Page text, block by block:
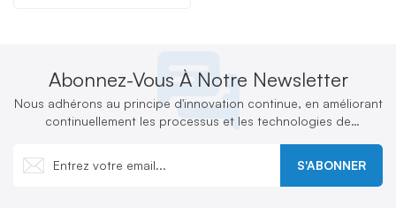
Abonnez-Vous À Notre Newsletter
Nous adhérons au principe d'innovation continue, en améliorant
continuellement les processus et les technologies de
S'ABONNER